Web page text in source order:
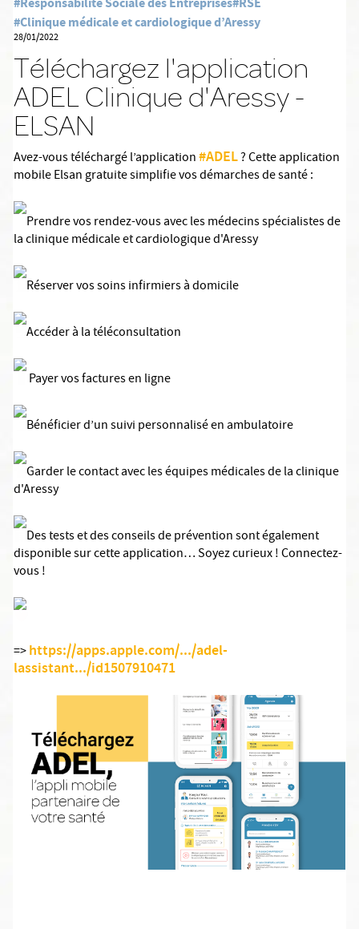
#Clinique médicale et cardiologique d’Aressy
28/01/2022
Téléchargez l'application
ADEL Clinique d'Aressy -
ELSAN
Avez-vous téléchargé l’application#ADEL? Cette application
mobile Elsan gratuite simplifie vos démarches de santé :
Prendre vos rendez-vous avec les médecins spécialistes de
la clinique médicale et cardiologique d'Aressy
Réserver vos soins infirmiers à domicile
Accéder à la téléconsultation
Payer vos factures en ligne
Bénéficier d’un suivi personnalisé en ambulatoire
Garder le contact avec les équipes médicales de la clinique
d'Aressy
Des tests et des conseils de prévention sont également
disponible sur cette application… Soyez curieux ! Connectez-
vous !
=>https://apps.apple.com/.../adel-
lassistant.../id1507910471